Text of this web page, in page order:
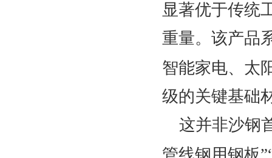
显著优于传统
重量。该产品
智能家电、太
级的关键基础
这并非沙钢
管线钢用钢板